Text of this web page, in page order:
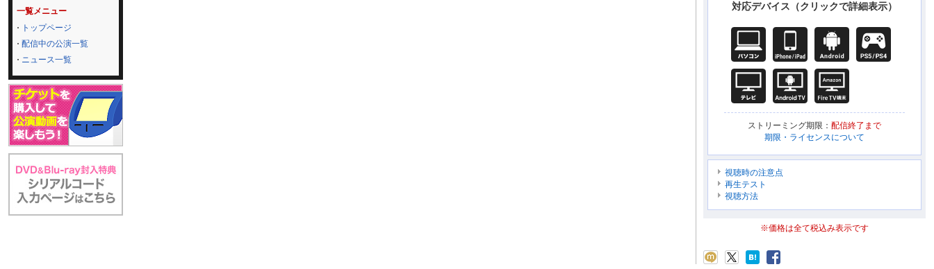
一覧メニュー
トップページ
配信中の公演一覧
ニュース一覧
対応デバイス（クリックで詳細表示）
ストリーミング期限： 配信終了まで
期限・ライセンスについて
視聴時の注意点
再生テスト
視聴方法
※価格は全て税込み表示です